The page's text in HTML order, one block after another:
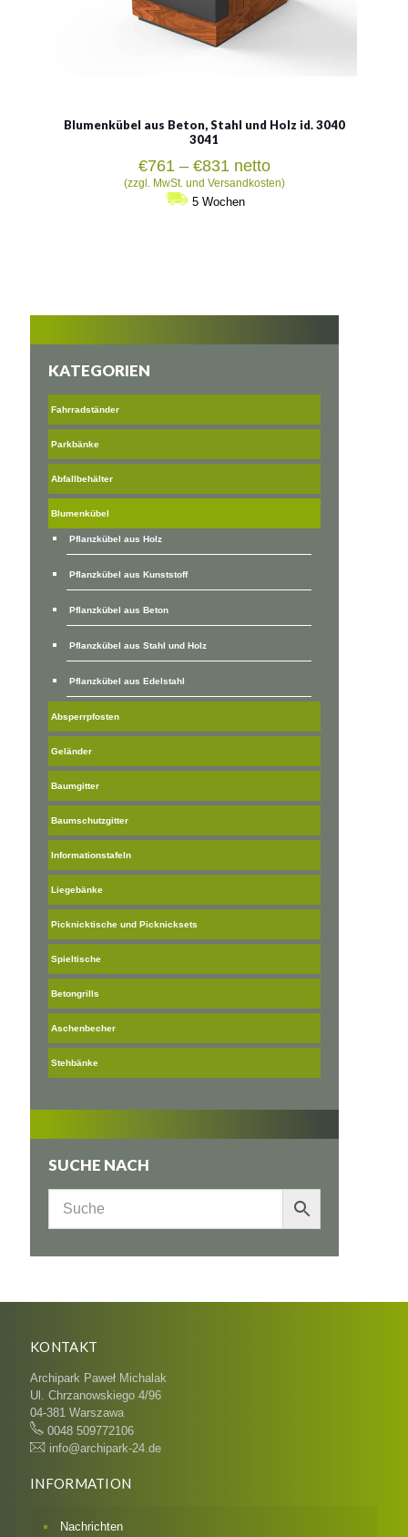
Blumenkübel aus Beton, Stahl und Holz id. 3040
3041
€761 – €831 Preisspanne:
€761
bis
netto
(zzgl. MwSt. und Versandkosten)
5 Wochen
KATEGORIEN
Fahrradständer
Parkbänke
Abfallbehälter
Blumenkübel
Pflanzkübel aus Holz
Pflanzkübel aus Kunststoff
Pflanzkübel aus Beton
Pflanzkübel aus Stahl und Holz
Pflanzkübel aus Edelstahl
Absperrpfosten
Geländer
Baumgitter
Baumschutzgitter
Informationstafeln
Liegebänke
Picknicktische und Picknicksets
Spieltische
Betongrills
Aschenbecher
Stehbänke
SUCHE NACH
KONTAKT
Archipark Paweł Michalak
Ul. Chrzanowskiego 4/96
04-381 Warszawa
0048 509772106
info@archipark-24.de
INFORMATION
Nachrichten